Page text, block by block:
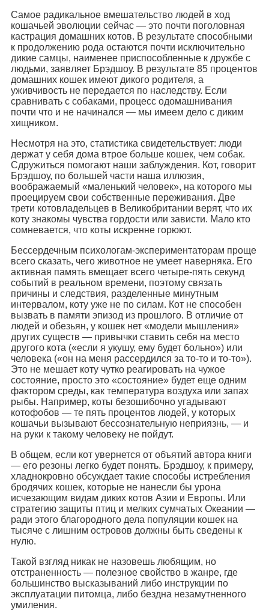
Самое радикальное вмешательство людей в ход
кошачьей эволюции сейчас — это почти поголовная
кастрация домашних котов. В результате способными
к продолжению рода остаются почти исключительно
дикие самцы, наименее приспособленные к дружбе с
людьми, заявляет Брэдшоу. В результате 85 процентов
домашних кошек имеют дикого родителя, а
уживчивость не передается по наследству. Если
сравнивать с собаками, процесс одомашнивания
почти что и не начинался — мы имеем дело с диким
хищником.
Несмотря на это, статистика свидетельствует: люди
держат у себя дома втрое больше кошек, чем собак.
Сдружиться помогают наши заблуждения. Кот, говорит
Брэдшоу, по большей части наша иллюзия,
воображаемый «маленький человек», на которого мы
проецируем свои собственные переживания. Две
трети котовладельцев в Великобритании верят, что их
коту знакомы чувства гордости или зависти. Мало кто
сомневается, что коты искренне горюют.
Бессердечным психологам-экспериментаторам проще
всего сказать, чего животное не умеет наверняка. Его
активная память вмещает всего четыре-пять секунд
событий в реальном времени, поэтому связать
причины и следствия, разделенные минутным
интервалом, коту уже не по силам. Кот не способен
вызвать в памяти эпизод из прошлого. В отличие от
людей и обезьян, у кошек нет «модели мышления»
других существ — привычки ставить себя на место
другого кота («если я укушу, ему будет больно») или
человека («он на меня рассердился за то-то и то-то»).
Это не мешает коту чутко реагировать на чужое
состояние, просто это «состояние» будет еще одним
фактором среды, как температура воздуха или запах
рыбы. Например, коты безошибочно угадывают
котофобов — те пять процентов людей, у которых
кошачьи вызывают бессознательную неприязнь, — и
на руки к такому человеку не пойдут.
В общем, если кот увернется от объятий автора книги
— его резоны легко будет понять. Брэдшоу, к примеру,
хладнокровно обсуждает такие способы истребления
бродячих кошек, которые не нанесли бы урона
исчезающим видам диких котов Азии и Европы. Или
стратегию защиты птиц и мелких сумчатых Океании —
ради этого благородного дела популяции кошек на
тысяче с лишним островов должны быть сведены к
нулю.
Такой взгляд никак не назовешь любящим, но
отстраненность — полезное свойство в жанре, где
большинство высказываний либо инструкции по
эксплуатации питомца, либо бездна незамутненного
умиления.